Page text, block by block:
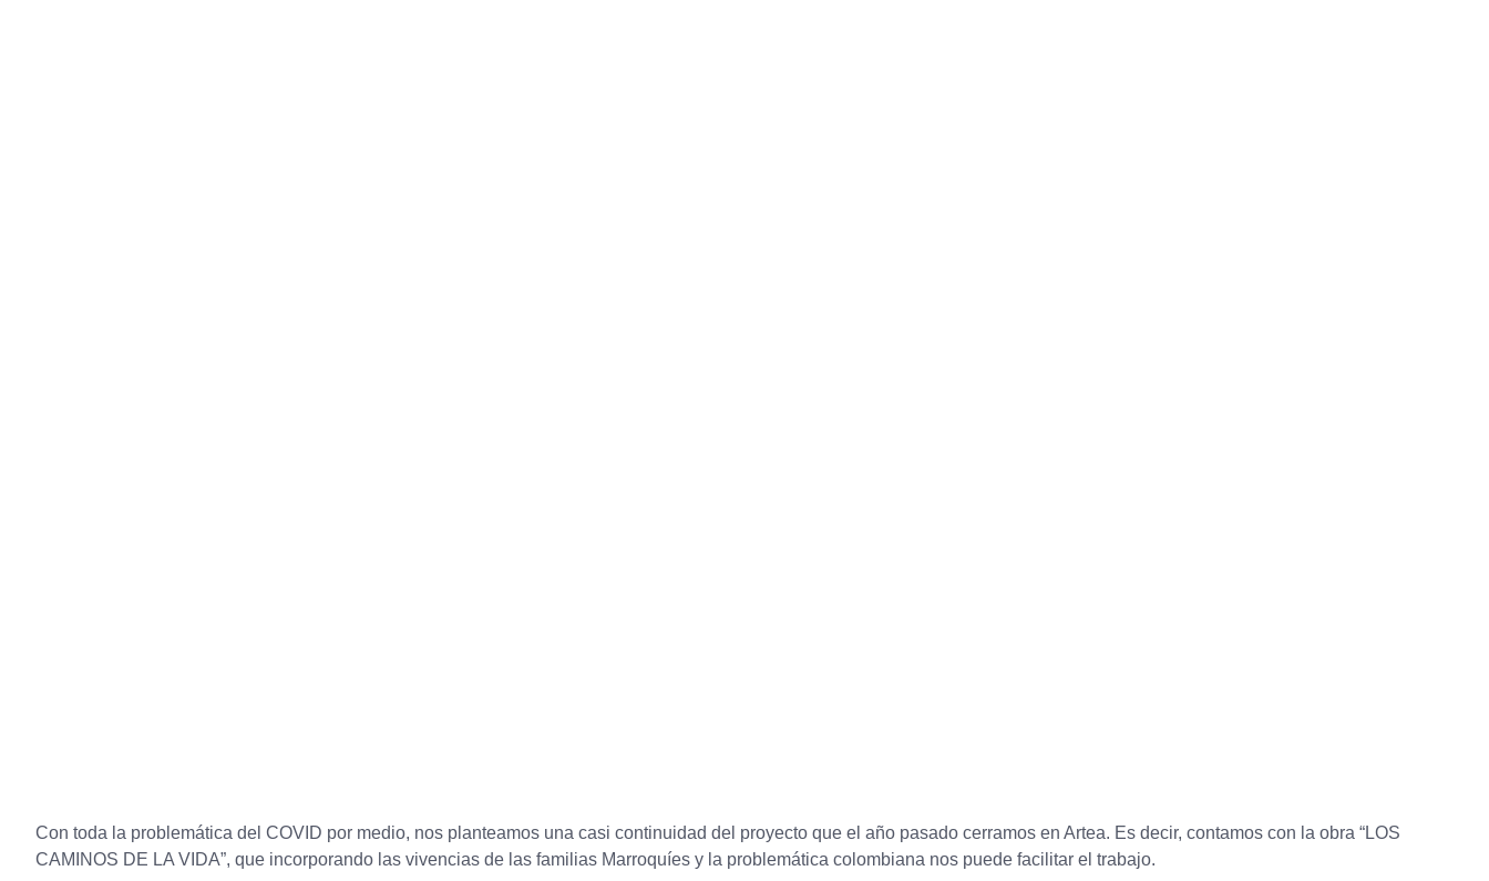
Con toda la problemática del COVID por medio, nos planteamos una casi continuidad del proyecto que el año pasado cerramos en Artea. Es decir, contamos con la obra “LOS
CAMINOS DE LA VIDA”, que incorporando las vivencias de las familias Marroquíes y la problemática colombiana nos puede facilitar el trabajo.